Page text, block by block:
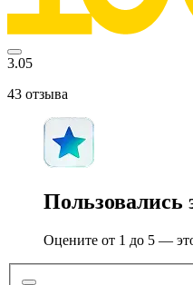
3.05
43 отзыва
Пользовались
Оцените от 1 до 5 —